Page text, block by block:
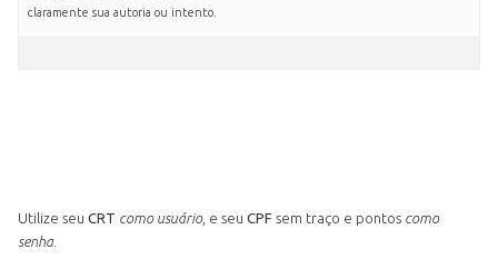
claramente sua autoria ou intento.
Utilize seu CRT como usuário, e seu CPF sem traço e pontos como
senha.